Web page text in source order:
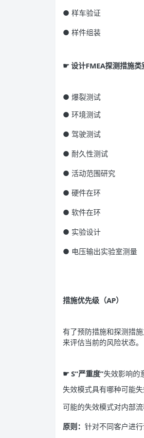
● 样车验证
● 样件组装
☛ 设计FMEA探测措施类
● 爆裂测试
● 环境测试
● 驾驶测试
● 耐久性测试
● 活动范围研究
● 硬件在环
● 软件在环
● 实验设计
● 电压输出实验室测量
措施优先级（AP）
有了预防措施和探测措
来评估当前的风险状态。
☛ S“严重度”失效影响的
失效模式具有哪种可能失
可能的失效模式对内部
原则： 针对不同客户进